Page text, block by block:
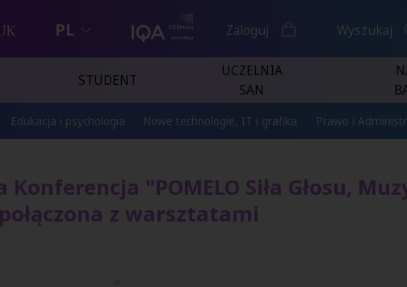
PL Zaloguj Wyszukaj
STUDENT
UCZELNIA
SAN
Edukacja i psychologia Nowe technologie, IT i grafika Prawo i
"POMELO Siła Głosu,
z warsztatami